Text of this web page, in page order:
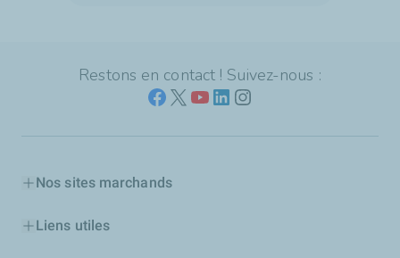
Restons en contact ! Suivez-nous :
Nos sites marchands
Liens utiles